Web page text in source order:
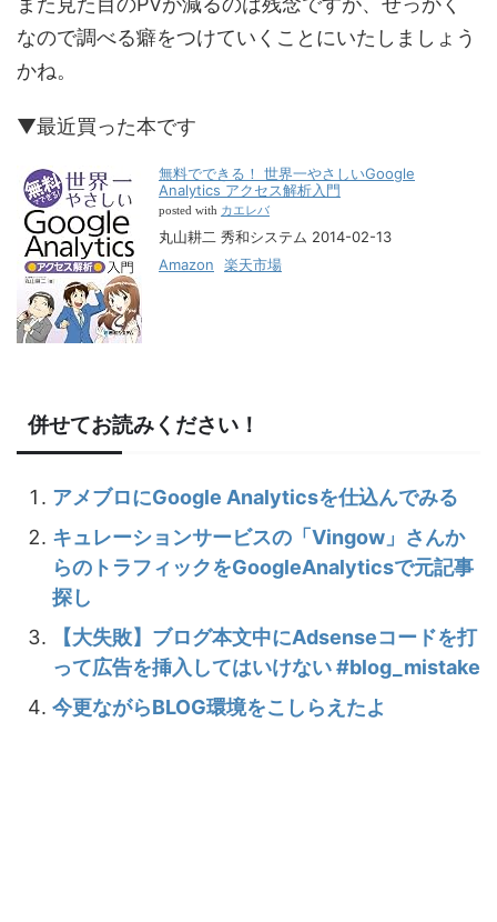
なので調べる癖をつけていくことにいたしましょう
かね。
▼最近買った本です
無料でできる！ 世界一やさしいGoogle
Analytics アクセス解析入門
posted with カエレバ
丸山耕二 秀和システム 2014-02-13
Amazon
楽天市場
併せてお読みください！
アメブロにGoogle Analyticsを仕込んでみる
キュレーションサービスの「Vingow」さんか
らのトラフィックをGoogleAnalyticsで元記事
探し
【大失敗】ブログ本文中にAdsenseコードを打
って広告を挿入してはいけない #blog_mistake
今更ながらBLOG環境をこしらえたよ